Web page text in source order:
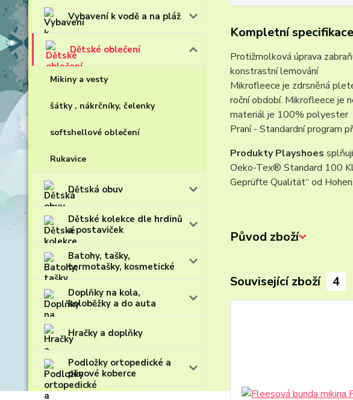
Vybavení k vodě a na pláž
Dětské oblečení
Mikiny a vesty
šátky , nákrčníky, čelenky
softshellové oblečení
Rukavice
Dětská obuv
Dětské kolekce dle hrdinů
a postaviček
Batohy, tašky,
termotašky, kosmetické
Doplňky na kola,
koloběžky a do auta
Hračky a doplňky
Podložky ortopedické a
pěnové koberce
Kompletní specifikace
Protižmolková úprava
konstrastní lemování
Mikrofleece je zdrsněná
roční období. Mikrofleece je
materiál je 100% polyester
Praní - Standardní program
Produkty Playshoes
Oeko-Tex® Standard 100
Geprüfte Qualität“ od
Původ zboží
Související zboží 4